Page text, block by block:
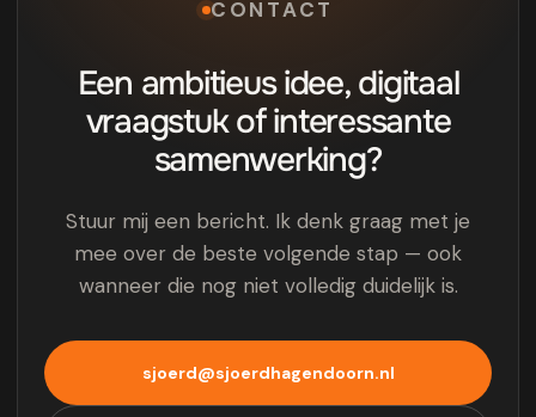
CONTACT
Een ambitieus idee, digitaal
vraagstuk of interessante
samenwerking?
Stuur mij een bericht. Ik denk graag met je
mee over de beste volgende stap — ook
wanneer die nog niet volledig duidelijk is.
sjoerd@sjoerdhagendoorn.nl